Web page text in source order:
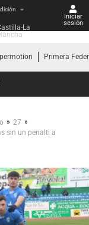
La
Iniciar
sesión
Primera
» 27 »
sin un penalti a